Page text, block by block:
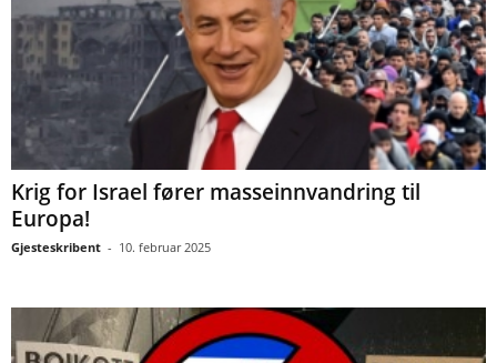
Krig for Israel fører masseinnvandring til
Europa!
Gjesteskribent - 10. februar 2025